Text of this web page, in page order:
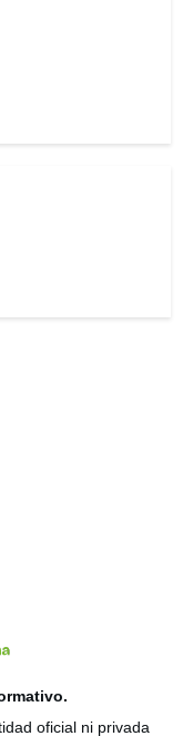
.
oficial ni privada